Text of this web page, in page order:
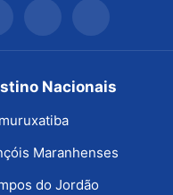
Nacionais
Maranhenses
do Jordão